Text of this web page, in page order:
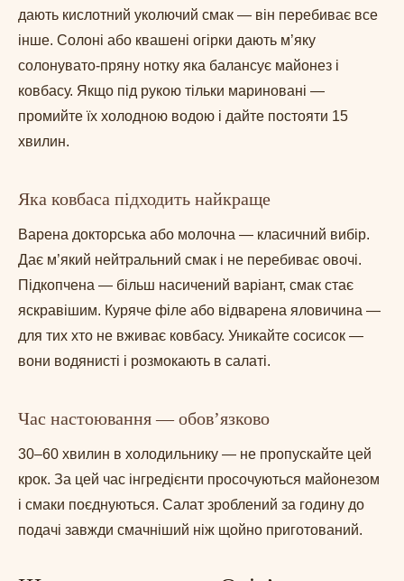
дають кислотний уколючий смак — він перебиває все
інше. Солоні або квашені огірки дають м’яку
солонувато-пряну нотку яка балансує майонез і
ковбасу. Якщо під рукою тільки мариновані —
промийте їх холодною водою і дайте постояти 15
хвилин.
Яка ковбаса підходить найкраще
Варена докторська або молочна — класичний вибір.
Дає м’який нейтральний смак і не перебиває овочі.
Підкопчена — більш насичений варіант, смак стає
яскравішим. Куряче філе або відварена яловичина —
для тих хто не вживає ковбасу. Уникайте сосисок —
вони водянисті і розмокають в салаті.
Час настоювання — обов’язково
30–60 хвилин в холодильнику — не пропускайте цей
крок. За цей час інгредієнти просочуються майонезом
і смаки поєднуються. Салат зроблений за годину до
подачі завжди смачніший ніж щойно приготований.